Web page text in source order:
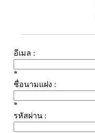
อีเมล :
*
ชื่อนามแฝง :
*
รหัสผ่าน :